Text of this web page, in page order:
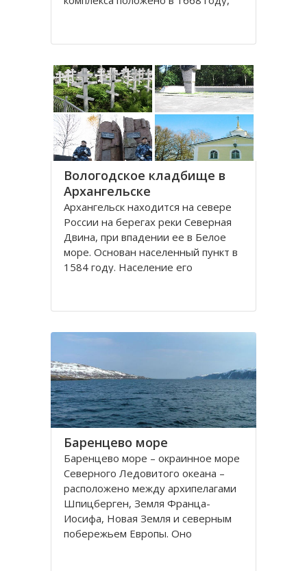
себе две функции: торговую и
Архангельск на тот момент являлся
крупным
Вологодское кладбище в
Архангельске
Архангельск находится на севере
России на берегах реки Северная
Двина, при впадении ее в Белое
море. Основан населенный пункт в
1584 году. Население его
порт. На территории города, в
расположено Вологодское
Баренцево море
Баренцево море – окраинное море
Северного Ледовитого океана –
расположено между архипелагами
Шпицберген, Земля Франца-
Иосифа, Новая Земля и северным
побережьем Европы. Оно